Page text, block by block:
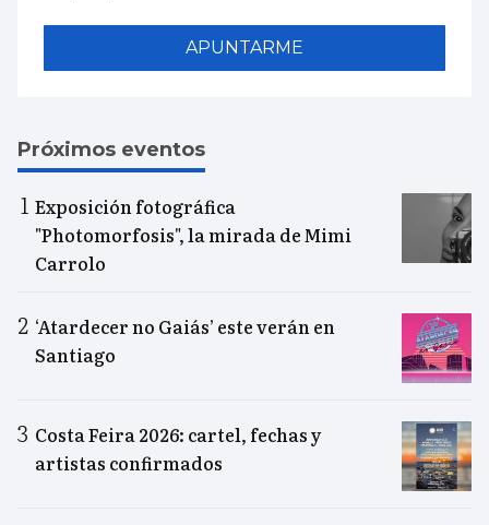
APUNTARME
Próximos eventos
Exposición fotográfica
"Photomorfosis", la mirada de Mimi
Carrolo
‘Atardecer no Gaiás’ este verán en
Santiago
Costa Feira 2026: cartel, fechas y
artistas confirmados